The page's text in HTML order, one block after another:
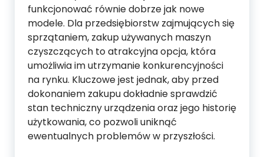
funkcjonować równie dobrze jak nowe
modele. Dla przedsiębiorstw zajmujących się
sprzątaniem, zakup używanych maszyn
czyszczących to atrakcyjna opcja, która
umożliwia im utrzymanie konkurencyjności
na rynku. Kluczowe jest jednak, aby przed
dokonaniem zakupu dokładnie sprawdzić
stan techniczny urządzenia oraz jego historię
użytkowania, co pozwoli uniknąć
ewentualnych problemów w przyszłości.